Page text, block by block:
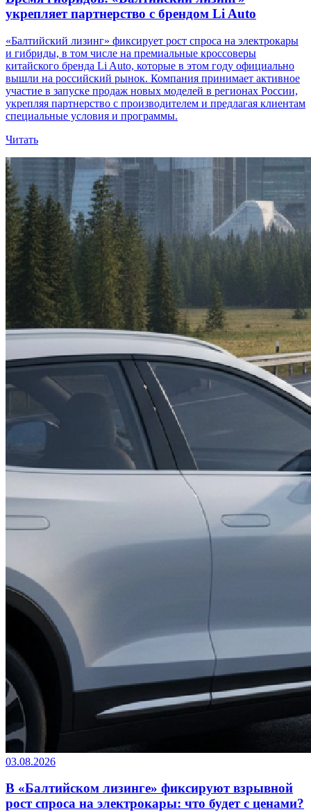
укрепляет партнерство с брендом Li Auto
«Балтийский лизинг» фиксирует рост спроса на электрокары
и гибриды, в том числе на премиальные кроссоверы
китайского бренда Li Auto, которые в этом году официально
вышли на российский рынок. Компания принимает активное
участие в запуске продаж новых моделей в регионах России,
укрепляя партнерство с производителем и предлагая клиентам
специальные условия и программы.
Читать
03.08.2026
В «Балтийском лизинге» фиксируют взрывной
рост спроса на электрокары: что будет с ценами?